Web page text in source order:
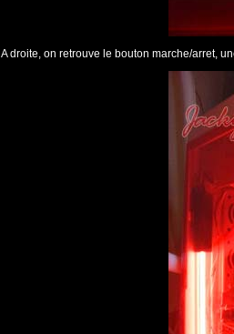
A droite, on retrouve le bouton marche/arret,